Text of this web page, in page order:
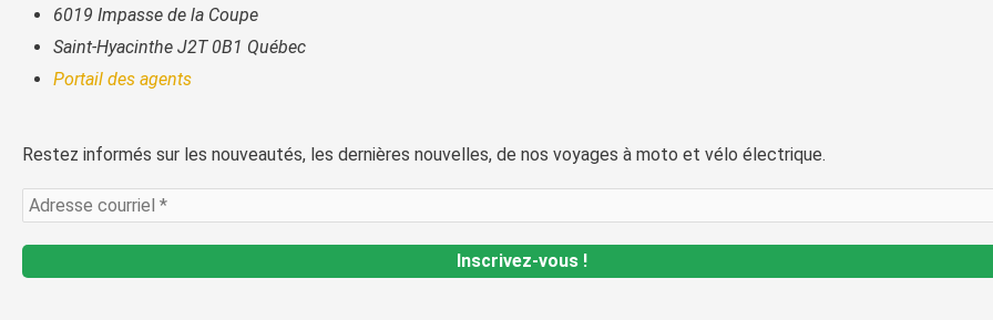
6019 Impasse de la Coupe
Saint-Hyacinthe J2T 0B1 Québec
Portail des agents
Restez informés sur les nouveautés, les dernières nouvelles, de nos voyages à moto et vélo électrique.